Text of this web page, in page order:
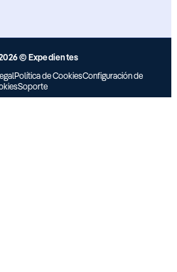
© Expedientes
Política de CookiesConfiguración de
Soporte